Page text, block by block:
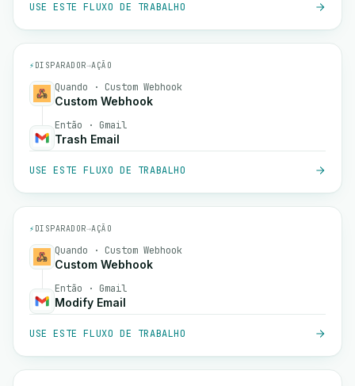
USE ESTE FLUXO DE TRABALHO
⚡ DISPARADOR→AÇÃO
Quando · Custom Webhook
Custom Webhook
Então · Gmail
Trash Email
USE ESTE FLUXO DE TRABALHO
⚡ DISPARADOR→AÇÃO
Quando · Custom Webhook
Custom Webhook
Então · Gmail
Modify Email
USE ESTE FLUXO DE TRABALHO